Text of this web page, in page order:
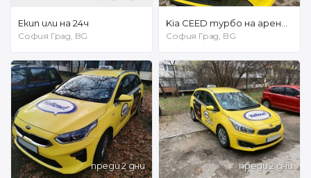
Екип или на 24ч
София Град, BG София Град, BG
преди 2 дни преди 2 дни